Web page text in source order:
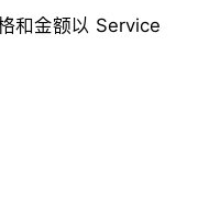
和金额以 Service